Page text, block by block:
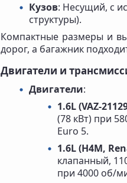
Кузов: Несущий, с
структуры).
Компактные размеры и
дорог, а багажник
Двигатели и
Двигатели:
1.6L (VAZ-
(78 кВт) при
Euro 5.
1.6L (H4M,
клапанный,
при 4000 об/